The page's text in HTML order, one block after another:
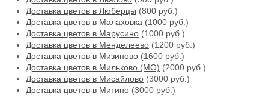
Доставка цветов в Люберцы (800 руб.)
Доставка цветов в Малаховка (1000 руб.)
Доставка цветов в Марусино (1000 руб.)
Доставка цветов в Менделеево (1200 руб.)
Доставка цветов в Мизиново (1600 руб.)
Доставка цветов в Мильково (МО) (2000 руб.)
Доставка цветов в Мисайлово (3000 руб.)
Доставка цветов в Митино (3000 руб.)